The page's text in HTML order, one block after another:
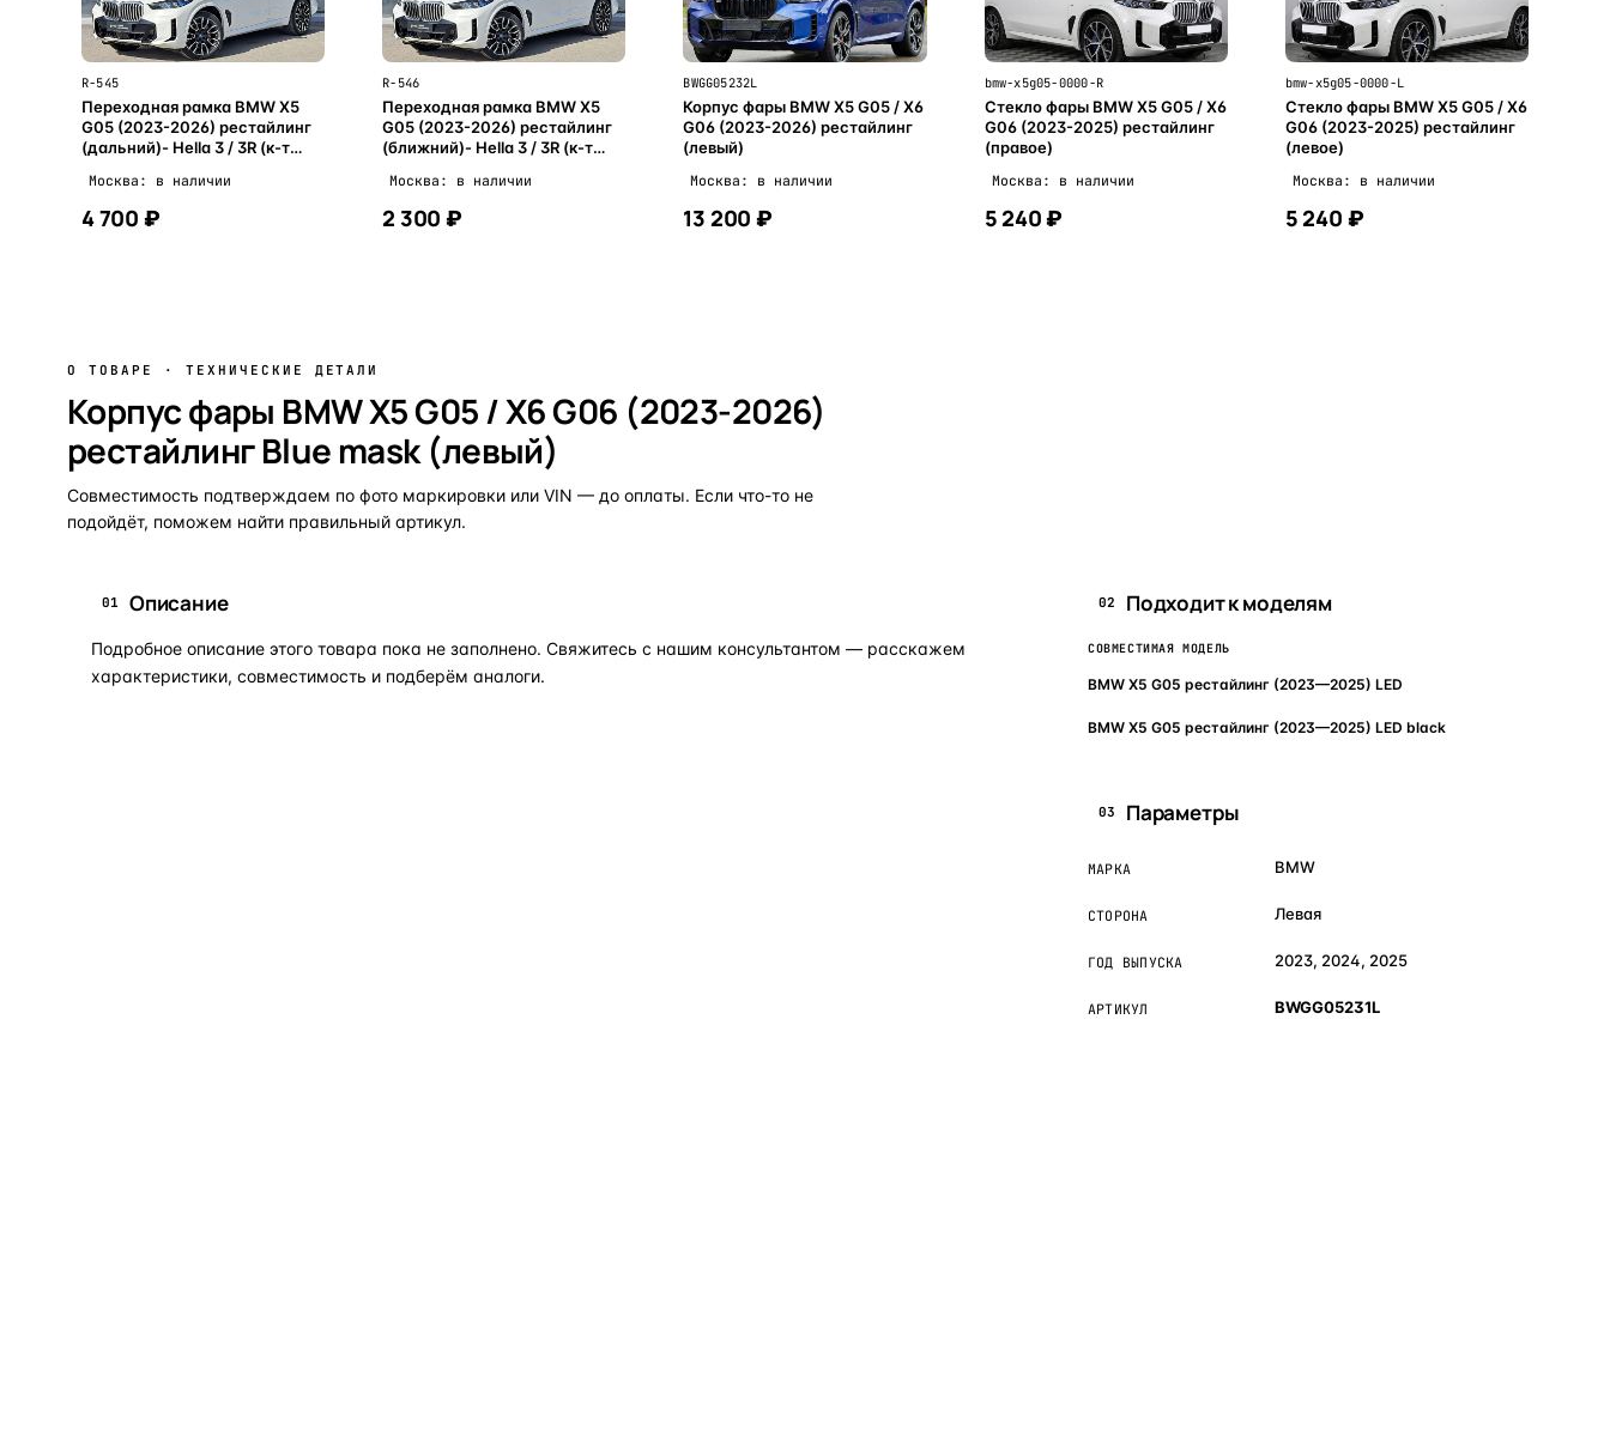
R-545
Переходная рамка BMW X5
G05 (2023-2026) рестайлинг
(дальний)- Hella 3 / 3R (к-т
Москва: в наличии
4 700 ₽
R-546
Переходная рамка BMW X5
G05 (2023-2026) рестайлинг
(ближний)- Hella 3 / 3R (к-т
Москва: в наличии
2 300 ₽
BWGG05232L
Корпус фары BMW X5 G05 / X6
G06 (2023-2026) рестайлинг
(левый)
Москва: в наличии
13 200 ₽
bmw-x5g05-0000-R
Стекло фары BMW X5 G05 / X6
G06 (2023-2025) рестайлинг
(правое)
Москва: в наличии
5 240 ₽
bmw-x5g05-0000-L
Стекло фары BMW X5 G05 / X6
G06 (2023-2025) рестайлинг
(левое)
Москва: в наличии
5 240 ₽
О ТОВАРЕ · ТЕХНИЧЕСКИЕ ДЕТАЛИ
Корпус фары BMW X5 G05 / X6 G06 (2023-2026)
рестайлинг Blue mask (левый)
Совместимость подтверждаем по фото маркировки или VIN — до оплаты. Если что-то не
подойдёт, поможем найти правильный артикул.
01 Описание
Подробное описание этого товара пока не заполнено. Свяжитесь с нашим консультантом — расскажем
характеристики, совместимость и подберём аналоги.
02 Подходит к моделям
СОВМЕСТИМАЯ МОДЕЛЬ
BMW X5 G05 рестайлинг (2023—2025) LED
BMW X5 G05 рестайлинг (2023—2025) LED black
03 Параметры
МАРКА BMW
СТОРОНА Левая
ГОД ВЫПУСКА 2023, 2024, 2025
АРТИКУЛ BWGG05231L